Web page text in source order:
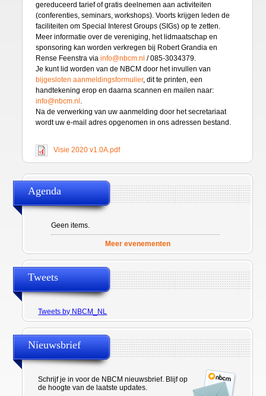
gereduceerd tarief of gratis deelnemen aan activiteiten
(conferenties, seminars, workshops). Voorts krijgen leden de
faciliteiten om Special Interest Groups (SIGs) op te zetten.
Meer informatie over de vereniging, het lidmaatschap en
sponsoring kan worden verkregen bij Robert Grandia en
Rense Feenstra viainfo@nbcm.nl / 085-3034379.
Je kunt lid worden van de NBCM door het invullen van
bijgesloten aanmeldingsformulier, dit te printen, een
handtekening erop en daarna scannen en mailen naar:
info@nbcm.nl .
Na de verwerking van uw aanmelding door het secretariaat
wordt uw e-mail adres opgenomen in ons adressen bestand.
Visie 2020 v1.0A.pdf
Agenda
Geen items.
Meer evenementen
Tweets
Tweets by NBCM_NL
Nieuwsbrief
Schrijf je in voor de NBCM nieuwsbrief. Blijf op
de hoogte van de laatste updates.